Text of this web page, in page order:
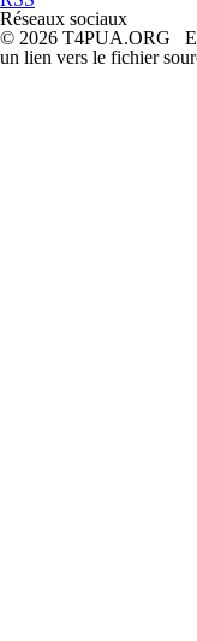
Réseaux sociaux
© 2026 T4PUA.ORG
un lien vers le fichier